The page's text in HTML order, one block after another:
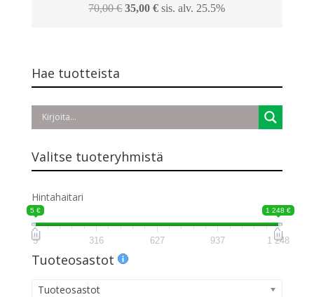
70,00€ Alkuperäinen
35,00€Nykyinen
sis. alv. 25.5%
Hae tuotteista
Valitse tuoteryhmistä
Hintahaitari
5 € 1 248 €
5 316 627 937 1 248
Tuoteosastot
Tuoteosastot